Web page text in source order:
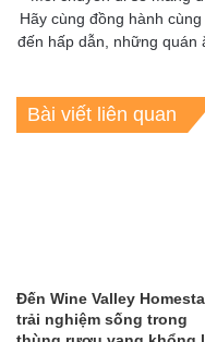
Hãy cùng đồng hành
đến hấp dẫn, những quán
Bài viết liên quan
Đến Wine Valley
trải nghiệm sống trong